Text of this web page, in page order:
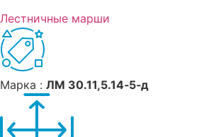
Лестничные марши
Марка : ЛМ 30.11,5.14‑5‑д